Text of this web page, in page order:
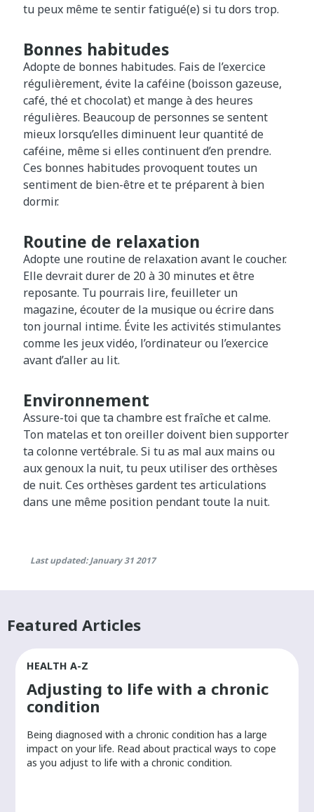
tu peux même te sentir fatigué(e) si tu dors trop.
Bonnes habitudes
Adopte de bonnes habitudes. Fais de l’exercice
régulièrement, évite la caféine (boisson gazeuse,
café, thé et chocolat) et mange à des heures
régulières. Beaucoup de personnes se sentent
mieux lorsqu’elles diminuent leur quantité de
caféine, même si elles continuent d’en prendre.
Ces bonnes habitudes provoquent toutes un
sentiment de bien-être et te préparent à bien
dormir.
Routine de relaxation
Adopte une routine de relaxation avant le coucher.
Elle devrait durer de 20 à 30 minutes et être
reposante. Tu pourrais lire, feuilleter un
magazine, écouter de la musique ou écrire dans
ton journal intime. Évite les activités stimulantes
comme les jeux vidéo, l’ordinateur ou l’exercice
avant d’aller au lit.
Environnement
Assure-toi que ta chambre est fraîche et calme.
Ton matelas et ton oreiller doivent bien supporter
ta colonne vertébrale. Si tu as mal aux mains ou
aux genoux la nuit, tu peux utiliser des orthèses
de nuit. Ces orthèses gardent tes articulations
dans une même position pendant toute la nuit.​
Last updated: January 31 2017
Featured Articles
HEALTH A-Z
Adjusting to life with a chronic
condition
Being diagnosed with a chronic condition has a large
impact on your life. Read about practical ways to cope
as you adjust to life with a chronic condition.